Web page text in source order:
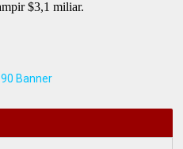
$3,1 miliar.